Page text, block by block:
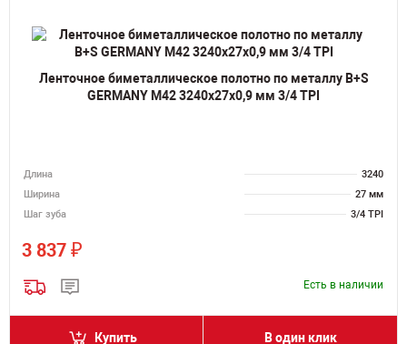
Ленточное биметаллическое полотно по металлу B+S
GERMANY M42 3240х27х0,9 мм 3/4 TPI
Длина
3240
Ширина
27 мм
Шаг зуба
3/4 TPI
3 837 ₽
Есть в наличии
Купить В один клик